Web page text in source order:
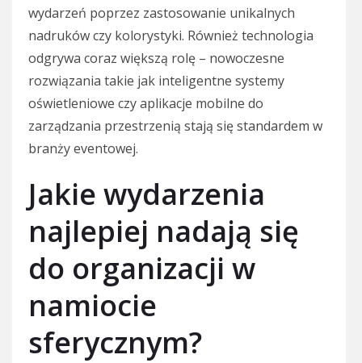
wydarzeń poprzez zastosowanie unikalnych
nadruków czy kolorystyki. Również technologia
odgrywa coraz większą rolę – nowoczesne
rozwiązania takie jak inteligentne systemy
oświetleniowe czy aplikacje mobilne do
zarządzania przestrzenią stają się standardem w
branży eventowej.
Jakie wydarzenia
najlepiej nadają się
do organizacji w
namiocie
sferycznym?